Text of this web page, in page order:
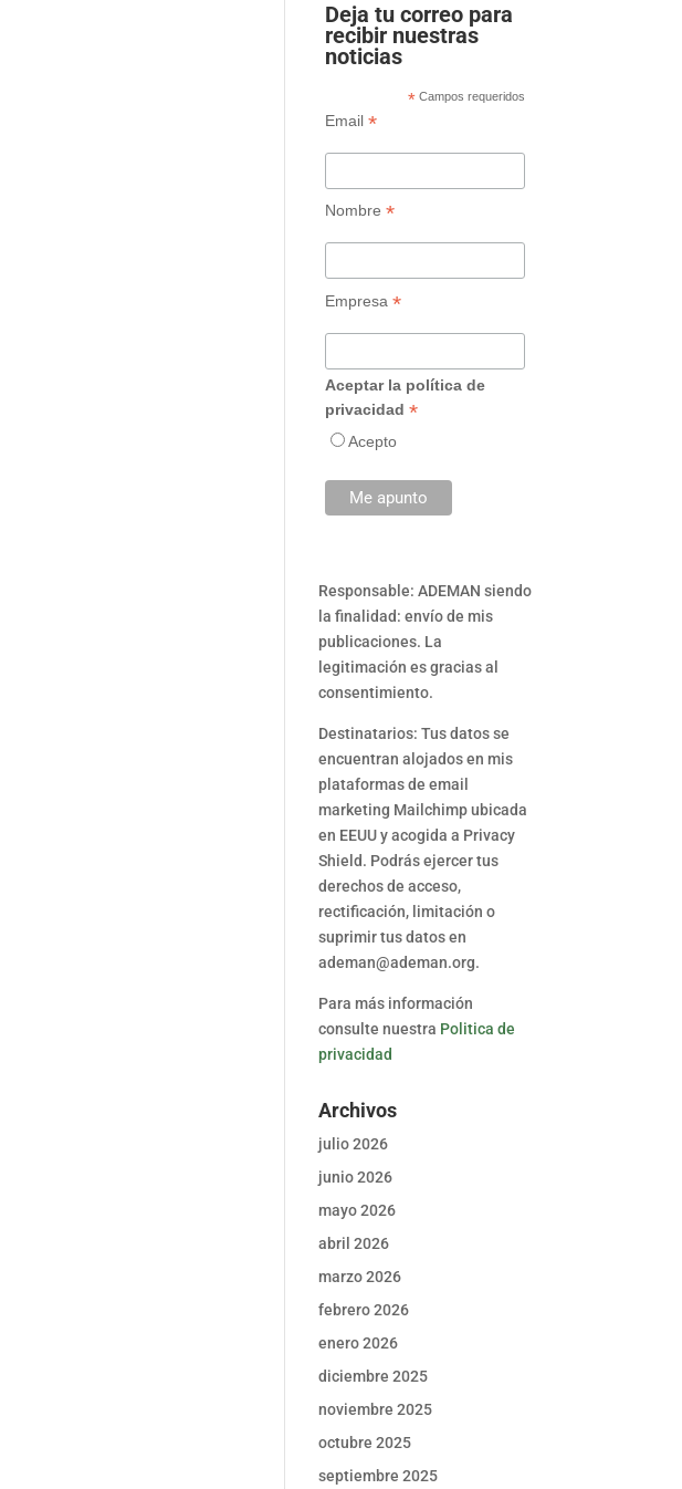
Deja tu correo para
recibir nuestras
noticias
* Campos requeridos
Email *
Nombre *
Empresa *
Aceptar la política de
privacidad *
Acepto
Responsable: ADEMAN siendo
la finalidad: envío de mis
publicaciones. La
legitimación es gracias al
consentimiento.
Destinatarios: Tus datos se
encuentran alojados en mis
plataformas de email
marketing Mailchimp ubicada
en EEUU y acogida a Privacy
Shield. Podrás ejercer tus
derechos de acceso,
rectificación, limitación o
suprimir tus datos en
ademan@ademan.org.
Para más información
consulte nuestra Politica de
privacidad
Archivos
julio 2026
junio 2026
mayo 2026
abril 2026
marzo 2026
febrero 2026
enero 2026
diciembre 2025
noviembre 2025
octubre 2025
septiembre 2025